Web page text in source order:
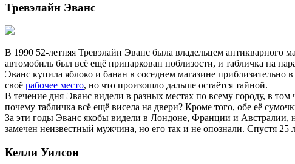
Тревэлайн Эванс
В 1990 52-летняя Тревэлайн Эванс была владельцем антикварного
автомобиль был всё ещё припаркован поблизости, и табличка на
Эванс купила яблоко и банан в соседнем магазине приблизительно
своё рабочее место, но что произошло дальше остаётся тайной.
В течение дня Эванс видели в разных местах по всему городу, в том
почему табличка всё ещё висела на двери? Кроме того, обе её
За эти годы Эванс якобы видели в Лондоне, Франции и Австралии,
замечен неизвестный мужчина, но его так и не опознали. Спустя 25
Келли Уилсон